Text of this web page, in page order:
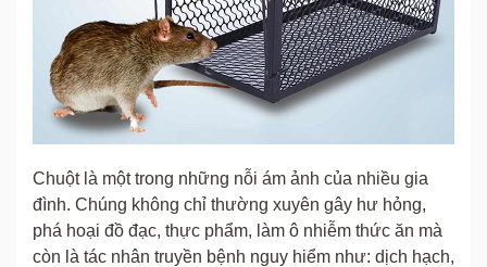
Chuột là một trong những nỗi ám ảnh của nhiều gia
đình. Chúng không chỉ thường xuyên gây hư hỏng,
phá hoại đồ đạc, thực phẩm, làm ô nhiễm thức ăn mà
còn là tác nhân truyền bệnh nguy hiểm như: dịch hạch,